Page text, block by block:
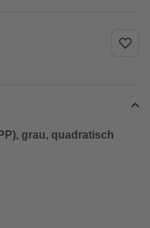
grau, quadratisch